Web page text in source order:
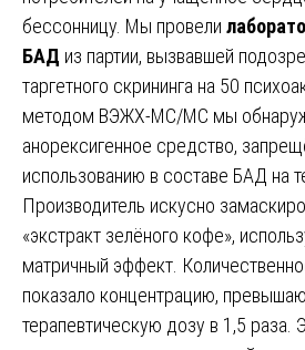
бессонницу. Мы провели
БАД из партии, вызвавшей
таргетного скрининга на 50
методом ВЭЖХ-МС/МС мы
анорексигенное средство,
использованию в составе БАД на
Производитель искусно
«экстракт зелёного кофе»,
матричный эффект.
показало концентрацию,
терапевтическую дозу в 1,5 раза.